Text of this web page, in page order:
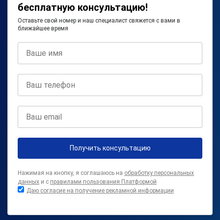
бесплатную консультацию!
Оставьте свой номер и наш специалист свяжется с вами в
ближайшее время
Получить консультацию
Нажимая на кнопку, я соглашаюсь на обработку персональных
данных и с правилами пользования Платформой
Даю согласие на получение рекламной информации